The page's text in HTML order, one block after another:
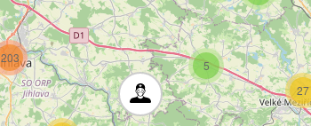
5
27
203